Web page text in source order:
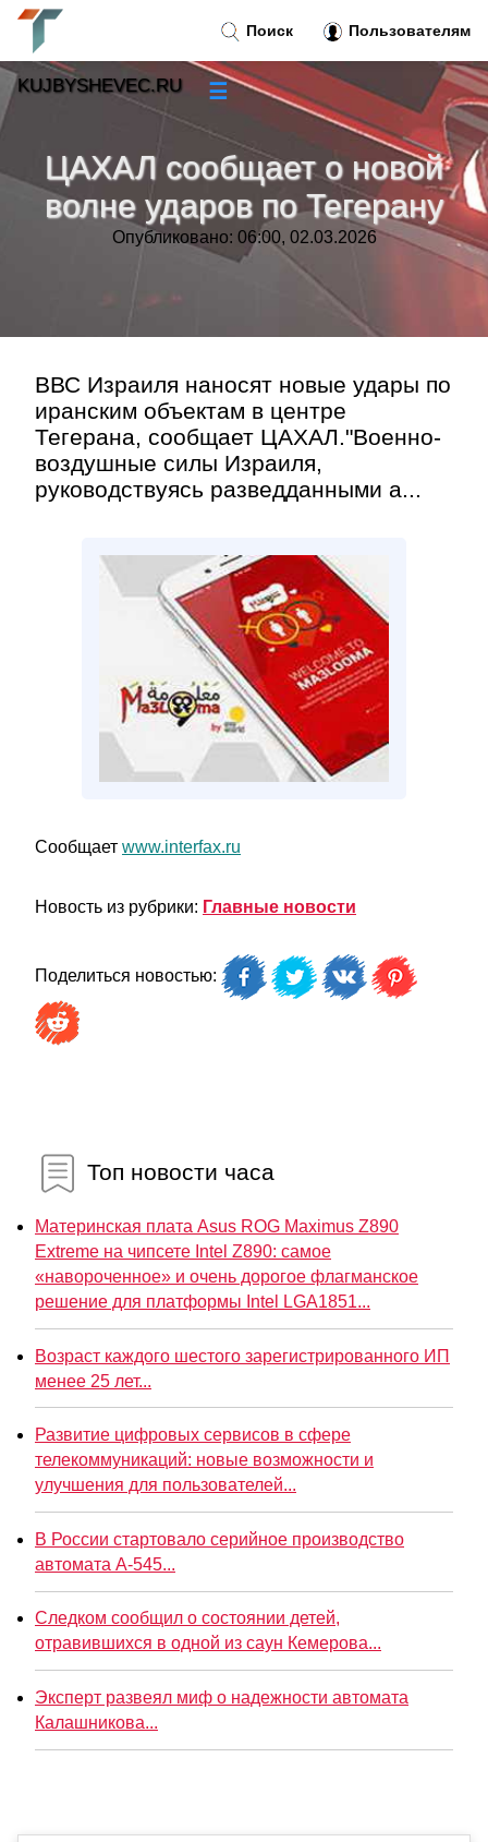
ЦАХАЛ сообщает о новой
волне ударов по Тегерану
Опубликовано: 06:00, 02.03.2026
ВВС Израиля наносят новые удары по
иранским объектам в центре
Тегерана, сообщает ЦАХАЛ."Военно-
воздушные силы Израиля,
руководствуясь разведданными а...
Сообщает www.interfax.ru
Новость из рубрики: Главные новости
Поделиться новостью:
Топ новости часа
Материнская плата Asus ROG Maximus Z890
Extreme на чипсете Intel Z890: самое
«навороченное» и очень дорогое флагманское
решение для платформы Intel LGA1851...
Возраст каждого шестого зарегистрированного ИП
менее 25 лет...
Развитие цифровых сервисов в сфере
телекоммуникаций: новые возможности и
улучшения для пользователей...
В России стартовало серийное производство
автомата А-545...
Следком сообщил о состоянии детей,
отравившихся в одной из саун Кемерова...
Эксперт развеял миф о надежности автомата
Калашникова...
Поиск Пользователям
KUJBYSHEVEC.RU ☰
»
Тренды новостей»
»
Контакт»